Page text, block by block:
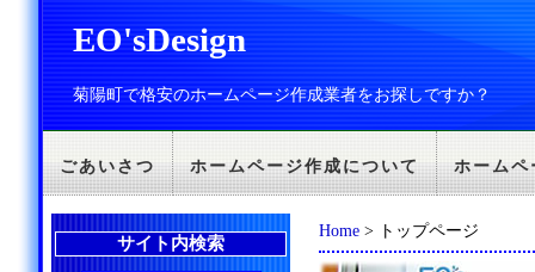
EO'sDesign
菊陽町で格安のホームページ作成業者をお探しですか？
ごあいさつ ホームページ作成について ホームペ
Home > トップページ
サイト内検索